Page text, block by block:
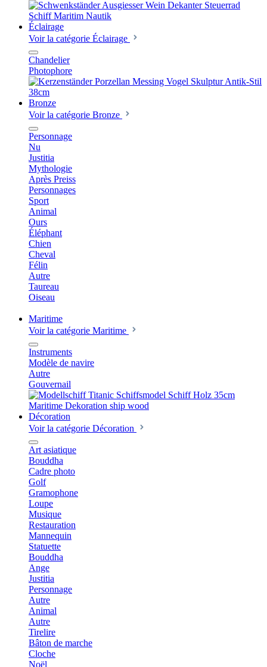
Éclairage
Voir la catégorie Éclairage
Chandelier
Photophore
Bronze
Voir la catégorie Bronze
Personnage
Nu
Justitia
Mythologie
Après Preiss
Personnages
Sport
Animal
Ours
Éléphant
Chien
Cheval
Félin
Autre
Taureau
Oiseau
Maritime
Voir la catégorie Maritime
Instruments
Modèle de navire
Autre
Gouvernail
Décoration
Voir la catégorie Décoration
Art asiatique
Bouddha
Cadre photo
Golf
Gramophone
Loupe
Musique
Restauration
Mannequin
Statuette
Bouddha
Ange
Justitia
Personnage
Autre
Animal
Autre
Tirelire
Bâton de marche
Cloche
Noël